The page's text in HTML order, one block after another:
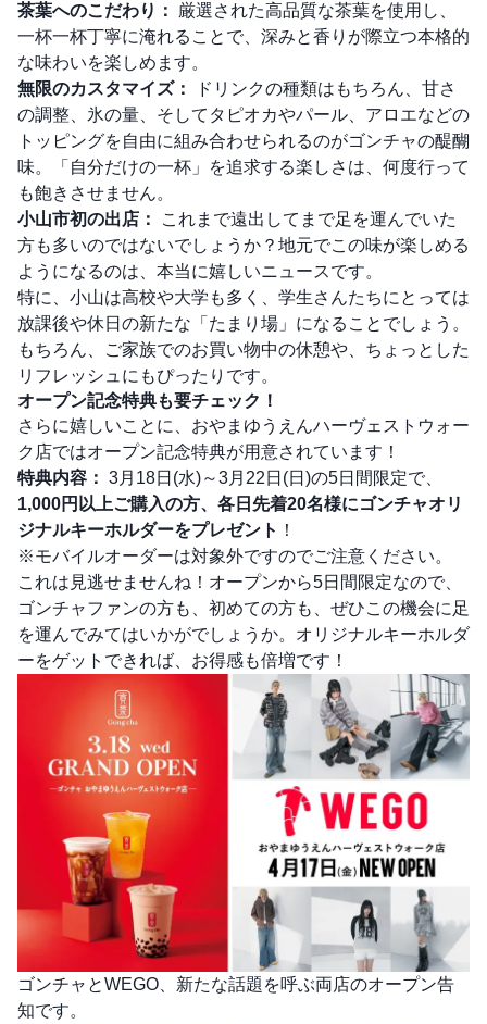
茶葉へのこだわり：
厳選された高品質な茶葉を使用し、
一杯一杯丁寧に淹れることで、深みと香りが際立つ本格的
な味わいを楽しめます。
無限のカスタマイズ：
ドリンクの種類はもちろん、甘さ
の調整、氷の量、そしてタピオカやパール、アロエなどの
トッピングを自由に組み合わせられるのがゴンチャの醍醐
味。「自分だけの一杯」を追求する楽しさは、何度行って
も飽きさせません。
小山市初の出店：
これまで遠出してまで足を運んでいた
方も多いのではないでしょうか？地元でこの味が楽しめる
ようになるのは、本当に嬉しいニュースです。
特に、小山は高校や大学も多く、学生さんたちにとっては
放課後や休日の新たな「たまり場」になることでしょう。
もちろん、ご家族でのお買い物中の休憩や、ちょっとした
リフレッシュにもぴったりです。
オープン記念特典も要チェック！
さらに嬉しいことに、おやまゆうえんハーヴェストウォー
ク店ではオープン記念特典が用意されています！
特典内容： 3月18日(水)～3月22日(日)の5日間限定で、
1,000円以上ご購入の方、各日先着20名様にゴンチャオリ
ジナルキーホルダーをプレゼント ！
※モバイルオーダーは対象外ですのでご注意ください。
これは見逃せませんね！オープンから5日間限定なので、
ゴンチャファンの方も、初めての方も、ぜひこの機会に足
を運んでみてはいかがでしょうか。オリジナルキーホルダ
ーをゲットできれば、お得感も倍増です！
ゴンチャとWEGO、新たな話題を呼ぶ両店のオープン告
知です。